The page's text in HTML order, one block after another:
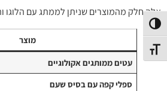
הפעל/כבה ניגודיות גבוהה
מתג גודל גופן
אלה חלק מהמוצרים שניתן לממתג עם הלוגו
מוצר
עטים ממותגים אקולוגיים
ספלי קפה עם בסיס שעם